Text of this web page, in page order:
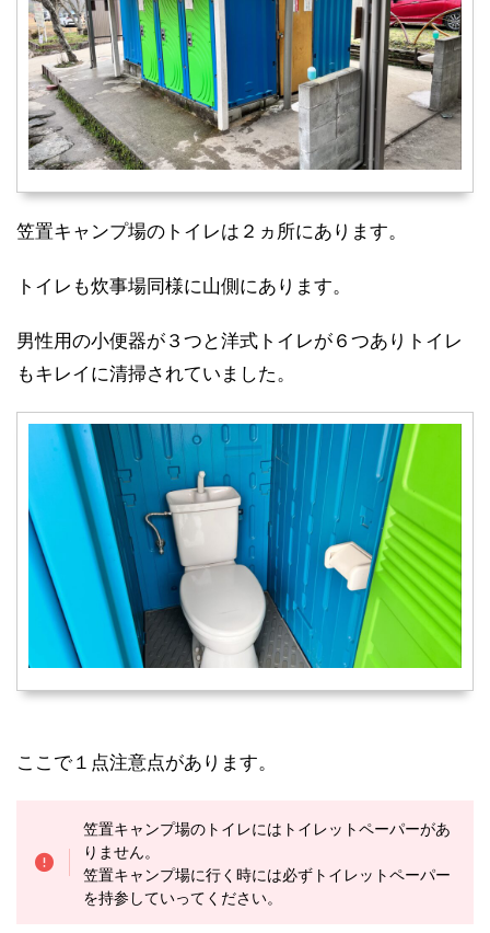
笠置キャンプ場のトイレは２ヵ所にあります。
トイレも炊事場同様に山側にあります。
男性用の小便器が３つと洋式トイレが６つありトイレ
もキレイに清掃されていました。
ここで１点注意点があります。
笠置キャンプ場のトイレにはトイレットペーパーがあ
りません。
笠置キャンプ場に行く時には必ずトイレットペーパー
を持参していってください。